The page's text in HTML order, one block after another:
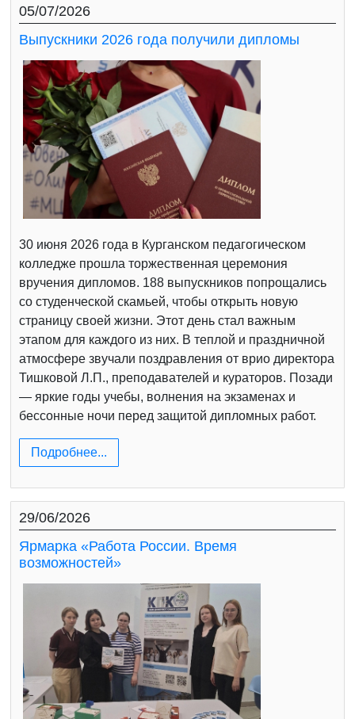
05/07/2026
Выпускники 2026 года получили дипломы
30 июня 2026 года в Курганском педагогическом
колледже прошла торжественная церемония
вручения дипломов. 188 выпускников попрощались
со студенческой скамьей, чтобы открыть новую
страницу своей жизни. Этот день стал важным
этапом для каждого из них. В теплой и праздничной
атмосфере звучали поздравления от врио директора
Тишковой Л.П., преподавателей и кураторов. Позади
— яркие годы учебы, волнения на экзаменах и
бессонные ночи перед защитой дипломных работ.
Подробнее...
29/06/2026
Ярмарка «Работа России. Время
возможностей»